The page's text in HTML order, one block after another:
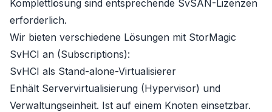
Komplettlösung sind entsprechende SvSAN-Lizenzen
erforderlich.
Wir bieten verschiedene Lösungen mit StorMagic
SvHCI an (Subscriptions):
SvHCI als Stand-alone-Virtualisierer
Enhält Servervirtualisierung (Hypervisor) und
Verwaltungseinheit. Ist auf einem Knoten einsetzbar.